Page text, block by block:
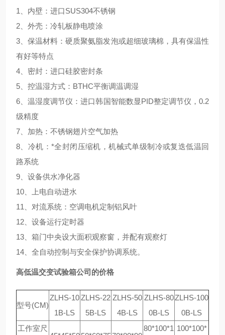
1、内壁：进口SUS304不锈钢
2、外壳：冷轧板静电喷涂
3、保温材料：硬质聚氨脂发泡或超细玻璃棉，具有保温性
有好等特点
4、密封：进口硅胶密封条
5、控温湿方式：BTHC平衡调温调湿
6、温湿度调节仪：进口韩国智能数显PID整定调节仪，0.2
级精度
7、加热：不锈钢翅片空气加热
8、冷机：*全封闭压缩机，机械式单级制冷或复迭低温回
路系统
9、设备供水净化器
10、上电自动进水
11、对流系统：空调电机定制铝风叶
12、设备运行定时器
13、箱门中央设大面积观察窗，并配有观察灯
14、全自动控制与安全保护协调系统。
高低温交变试验箱公司的价格
型号(CM)
ZLHS-10
1B-LS
ZLHS-22
5B-LS
ZLHS-50
4B-LS
ZLHS-80
0B-LS
ZLHS-100
0B-LS
工作室尺
80*100*1 100*100*